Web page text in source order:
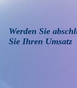
Werden Sie
Sie Ihren Umsatz